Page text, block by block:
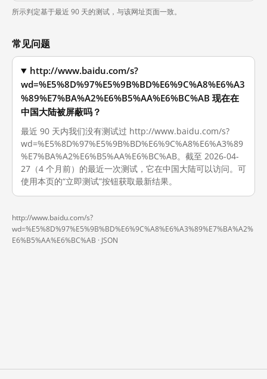
所示判定基于最近 90 天的测试，与该网址页面一致。
常见问题
http://www.baidu.com/s?
wd=%E5%8D%97%E5%9B%BD%E6%9C%A8%E6%A3
%89%E7%BA%A2%E6%B5%AA%E6%BC%AB 现在在
中国大陆被屏蔽吗？
最近 90 天内我们没有测试过 http://www.baidu.com/s?
wd=%E5%8D%97%E5%9B%BD%E6%9C%A8%E6%A3%89
%E7%BA%A2%E6%B5%AA%E6%BC%AB。截至 2026-04-
27（4 个月前）的最近一次测试，它在中国大陆可以访问。可
使用本页的“立即测试”按钮获取最新结果。
http://www.baidu.com/s?
wd=%E5%8D%97%E5%9B%BD%E6%9C%A8%E6%A3%89%E7%BA%A2%
E6%B5%AA%E6%BC%AB · JSON